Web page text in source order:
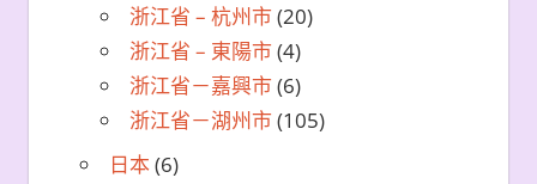
浙江省 – 杭州市(20)
浙江省 – 東陽市(4)
浙江省－嘉興市(6)
浙江省－湖州市(105)
日本(6)